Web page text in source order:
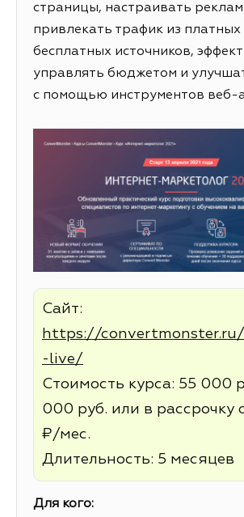
страницы, настраивать
привлекать трафик из платных
бесплатных источников,
управлять бюджетом и
с помощью инструментов веб-
Сайт:
https://
-live/
Стоимость курса: 55 000
000 руб. или в рассрочку
₽/мес.
Длительность: 5 месяцев
Для кого: